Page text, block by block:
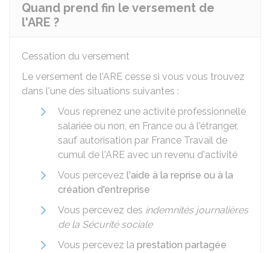
Quand prend fin le versement de
l'ARE ?
Cessation du versement
Le versement de l'ARE cesse si vous vous trouvez
dans l'une des situations suivantes :
Vous reprenez une activité professionnelle
salariée ou non, en France ou à l'étranger,
sauf autorisation par France Travail de
cumul de l'ARE avec un revenu d'activité
Vous percevez l'aide à la reprise ou à la
création d'entreprise
Vous percevez des indemnités journalières
de la Sécurité sociale
Vous percevez la prestation partagée